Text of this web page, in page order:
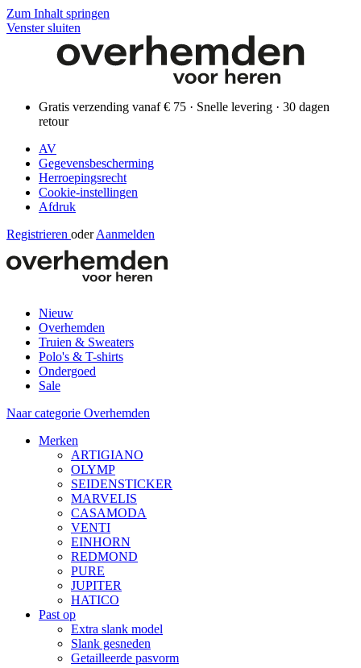
Zum Inhalt springen
Venster sluiten
Gratis verzending vanaf € 75 · Snelle levering · 30 dagen
retour
AV
Gegevensbescherming
Herroepingsrecht
Cookie-instellingen
Afdruk
Registrieren oder Aanmelden
Nieuw
Overhemden
Truien & Sweaters
Polo's & T-shirts
Ondergoed
Sale
Naar categorie Overhemden
Merken
ARTIGIANO
OLYMP
SEIDENSTICKER
MARVELIS
CASAMODA
VENTI
EINHORN
REDMOND
PURE
JUPITER
HATICO
Past op
Extra slank model
Slank gesneden
Getailleerde pasvorm